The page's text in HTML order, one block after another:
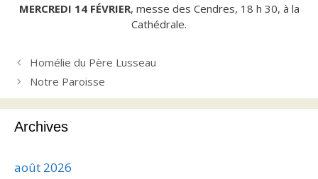
MERCREDI 14 FÉVRIER, messe des Cendres, 18 h 30, à la
Cathédrale.
Homélie du Père Lusseau
Notre Paroisse
Archives
août 2026